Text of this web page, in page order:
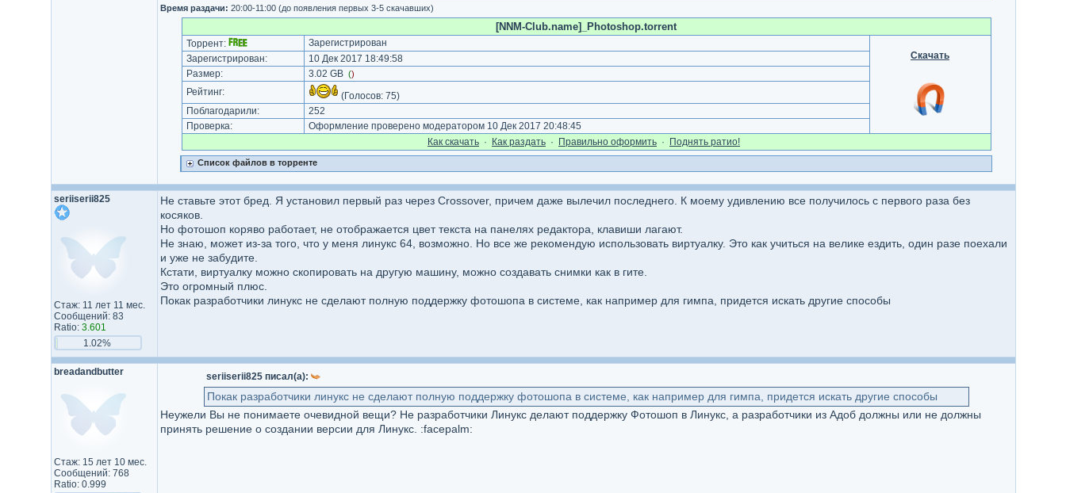
Время раздачи: 20:00-11:00 (до появления первых 3-5 скачавших)
[NNM-Club.name]_Photoshop.torrent
Торрент:
Зарегистрирован
Скачать
Зарегистрирован:
10 Дек 2017 18:49:58
Размер:
3.02 GB ()
Рейтинг: (Голосов: 75)
Поблагодарили:
252
Проверка:
Оформление проверено модератором 10 Дек 2017 20:48:45
Как cкачать · Как раздать · Правильно оформить · Поднять ратио!
Список файлов в торренте
seriiserii825
Стаж: 11 лет 11 мес.
Сообщений: 83
Ratio: 3.601
1.02%
Не ставьте этот бред. Я установил первый раз через Crossover, причем даже вылечил последнего. К моему удивлению все получилось с первого раза без
косяков.
Но фотошоп коряво работает, не отображается цвет текста на панелях редактора, клавиши лагают.
Не знаю, может из-за того, что у меня линукс 64, возможно. Но все же рекомендую использовать виртуалку. Это как учиться на велике ездить, один разе поехали
и уже не забудите.
Кстати, виртуалку можно скопировать на другую машину, можно создавать снимки как в гите.
Это огромный плюс.
Покак разработчики линукс не сделают полную поддержку фотошопа в системе, как например для гимпа, придется искать другие способы
breadandbutter
Стаж: 15 лет 10 мес.
Сообщений: 768
Ratio: 0.999
seriiserii825 писал(а):
Покак разработчики линукс не сделают полную поддержку фотошопа в системе, как например для гимпа, придется искать другие способы
Неужели Вы не понимаете очевидной вещи? Не разработчики Линукс делают поддержку Фотошоп в Линукс, а разработчики из Адоб должны или не должны
принять решение о создании версии для Линукс. :facepalm: